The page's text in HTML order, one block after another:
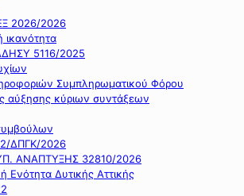
2026/2026
ικανότητα
5116/2025
Συμπληρωματικού Φόρου
αύξησης κύριων συντάξεων
ΔΠΓΚ/2026
ΑΝΑΠΤΥΞΗΣ 32810/2026
Ενότητα Δυτικής Αττικής